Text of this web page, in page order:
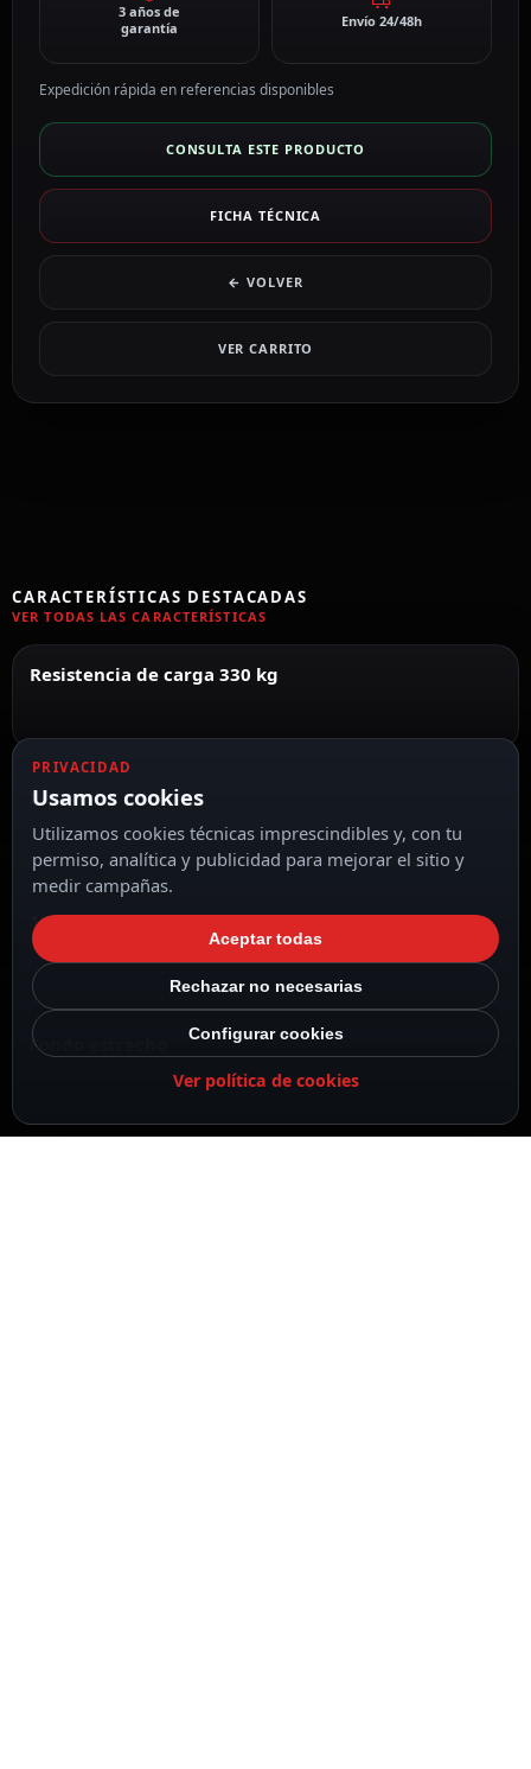
3 años de
garantía
Envío 24/48h
Expedición rápida en referencias disponibles
CONSULTA ESTE PRODUCTO
FICHA TÉCNICA
← VOLVER
VER CARRITO
CARACTERÍSTICAS DESTACADAS
VER TODAS LAS CARACTERÍSTICAS
Resistencia de carga 330 kg
Dorcas
12 VDC
Fondo estrecho
PRIVACIDAD
Usamos cookies
Utilizamos cookies técnicas imprescindibles y, con tu
permiso, analítica y publicidad para mejorar el sitio y
medir campañas.
Aceptar todas
Rechazar no necesarias
Configurar cookies
Ver política de cookies